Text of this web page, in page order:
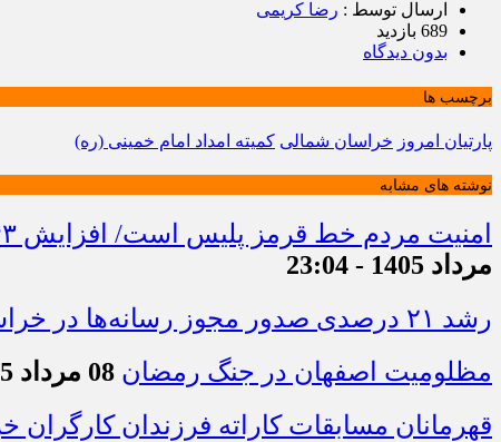
ارسال توسط : رضا کریمی
689 بازدید
بدون دیدگاه
برچسب ها
پارتیان امروز خراسان شمالی کمیته امداد امام خمینی (ره)
نوشته های مشابه
امنیت مردم خط قرمز پلیس است/ افزایش ۴۳ درصدی کشفیات مواد مخدر و رشد ۶۸ درصدی کشف سرقت در خراسان شمالی
مرداد 1405 - 23:04
رشد ۲۱ درصدی صدور مجوز رسانه‌ها در خراسان شمالی / فعالیت ۱۳ رسانه جدید در ۴ ماه نخست سال
مظلومیت اصفهان در جنگ رمضان 08 مرداد 1405 - 22:33
قهرمانان مسابقات کاراته فرزندان